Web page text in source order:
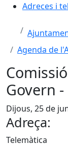
Adreces i
Agenda de
Govern
Dijous, 25 de
Adreça:
Telemàtica